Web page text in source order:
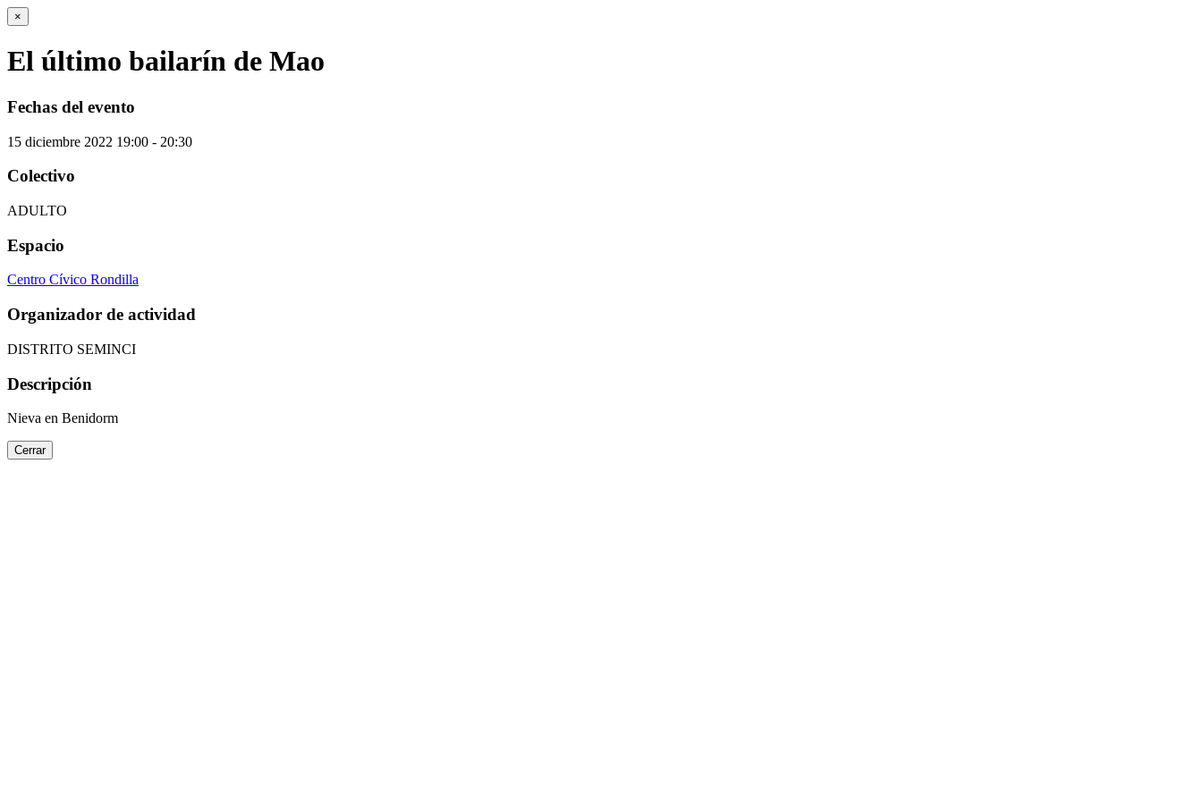
×
El último bailarín de Mao
Fechas del evento
15 diciembre 2022 19:00 - 20:30
Colectivo
ADULTO
Espacio
Centro Cívico Rondilla
Organizador de actividad
DISTRITO SEMINCI
Descripción
Nieva en Benidorm
Cerrar